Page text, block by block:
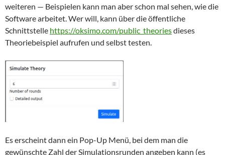
weiteren — Beispielen kann man aber schon mal sehen, wie die
Software arbeitet. Wer will, kann über die öffentliche
Schnittstelle https://oksimo.com/public_theoriesdieses
Theoriebeispiel aufrufen und selbst testen.
Es erscheint dann ein Pop-Up Menü, bei dem man die
gewünschte Zahl der Simulationsrunden angeben kann (es